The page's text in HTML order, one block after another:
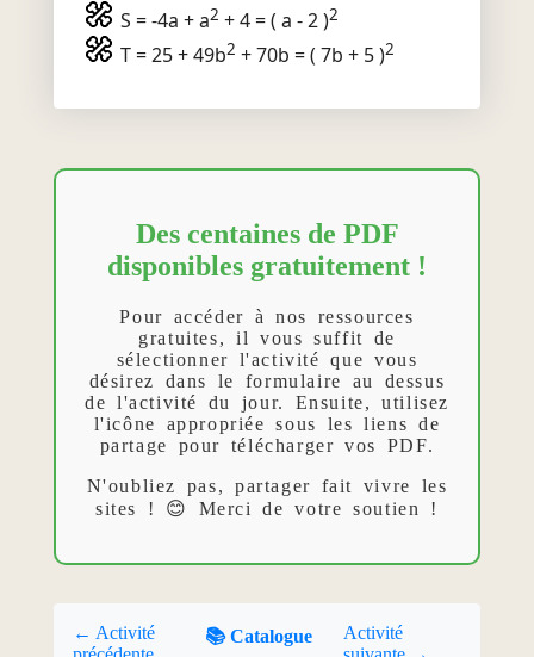
S = -4a + a2 + 4 = ( a - 2 )2
T = 25 + 49b2 + 70b = ( 7b + 5 )2
Des centaines de PDF
disponibles gratuitement !
Pour accéder à nos ressources
gratuites, il vous suffit de
sélectionner l'activité que vous
désirez dans le formulaire au dessus
de l'activité du jour. Ensuite, utilisez
l'icône appropriée sous les liens de
partage pour télécharger vos PDF.
N'oubliez pas, partager fait vivre les
sites ! 😊 Merci de votre soutien !
← Activité
📚 Catalogue
Activité